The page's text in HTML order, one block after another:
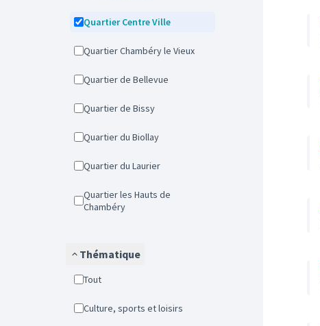
Quartier Centre Ville
Quartier Chambéry le Vieux
Quartier de Bellevue
Quartier de Bissy
Quartier du Biollay
Quartier du Laurier
Quartier les Hauts de
Chambéry
Thématique
Tout
Culture, sports et loisirs